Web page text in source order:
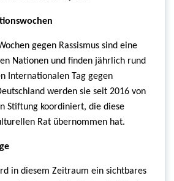
gegen Rassismus sind eine
Nationen und finden jährlich rund
Internationalen Tag gegen
werden sie seit 2016 von
Stiftung koordiniert, die diese
Rat übernommen hat.
in diesem Zeitraum ein sichtbares